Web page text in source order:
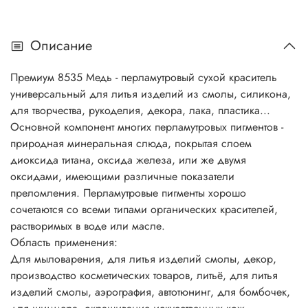
другое... Основной компонент многих перламутровых
слоем диоксида титана, оксида железа, или же двумя
оксидами, имеющими различные показатели
преломления. Перламутровые пигменты хорошо
сочетаются со всеми типами органических красителей,
растворимых в воде или масле. Перламутровые пигменты
в сочетании с обычными пигментами определяют цвет,
внешний вид и блеск косметических продуктов.
Разнообразие перламутровых пигментов способствует
созданию множества цветовых блестящих эффектов и
выразительных оттенков...
Совместное использование интерференционных цветов и
абсорбирующих красителей дает эффект двух тонов, когда
оттенок меняется в зависимости от угла зрения, например,
розовый лак с фиолетовым блеском. Продукция,
Описание
Премиум 8535 Медь - перламутровый сухой краситель
универсальный для литья изделий из смолы, силикона,
для творчества, рукоделия, декора, лака, пластика...
Основной компонент многих перламутровых пигментов -
природная минеральная слюда, покрытая слоем
диоксида титана, оксида железа, или же двумя
оксидами, имеющими различные показатели
преломления. Перламутровые пигменты хорошо
сочетаются со всеми типами органических красителей,
растворимых в воде или масле.
Область применения:
Для мыловарения, для литья изделий смолы, декор,
производство косметических товаров, литьё, для литья
изделий смолы, аэрография, автотюнинг, для бомбочек,